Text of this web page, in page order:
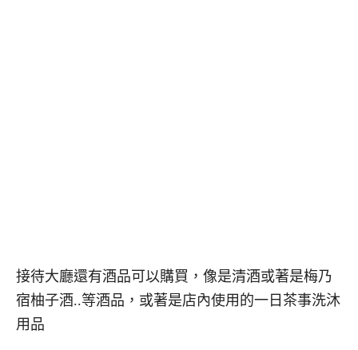
接待大廳還有酒品可以購買，像是清酒或著是梅乃
宿柚子酒..等酒品，或著是店內使用的一日茶事洗沐
用品